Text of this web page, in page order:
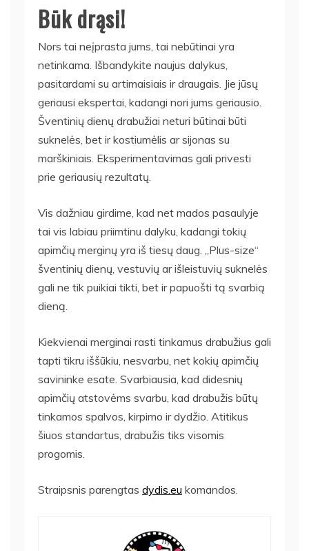
Būk drąsi!
Nors tai neįprasta jums, tai nebūtinai yra
netinkama. Išbandykite naujus dalykus,
pasitardami su artimaisiais ir draugais. Jie jūsų
geriausi ekspertai, kadangi nori jums geriausio.
Šventinių dienų drabužiai neturi būtinai būti
suknelės, bet ir kostiumėlis ar sijonas su
marškiniais. Eksperimentavimas gali privesti
prie geriausių rezultatų.
Vis dažniau girdime, kad net mados pasaulyje
tai vis labiau priimtinu dalyku, kadangi tokių
apimčių merginų yra iš tiesų daug. „Plus-size“
šventinių dienų, vestuvių ar išleistuvių suknelės
gali ne tik puikiai tikti, bet ir papuošti tą svarbią
dieną.
Kiekvienai merginai rasti tinkamus drabužius gali
tapti tikru iššūkiu, nesvarbu, net kokių apimčių
savininke esate. Svarbiausia, kad didesnių
apimčių atstovėms svarbu, kad drabužis būtų
tinkamos spalvos, kirpimo ir dydžio. Atitikus
šiuos standartus, drabužis tiks visomis
progomis.
Straipsnis parengtas dydis.eu komandos.